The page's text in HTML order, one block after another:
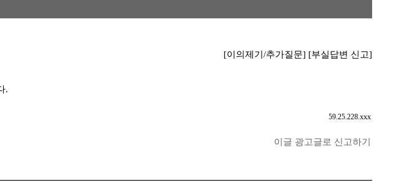
[이의제기/추가질문] [부실답변 신고]
.
59.25.228.xxx
이글 광고글로 신고하기